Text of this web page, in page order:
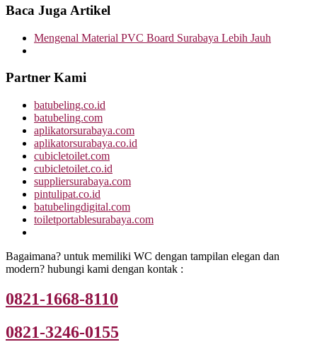
Baca Juga Artikel
Mengenal Material PVC Board Surabaya Lebih Jauh
Partner Kami
batubeling.co.id
batubeling.com
aplikatorsurabaya.com
aplikatorsurabaya.co.id
cubicletoilet.com
cubicletoilet.co.id
suppliersurabaya.com
pintulipat.co.id
batubelingdigital.com
toiletportablesurabaya.com
Bagaimana? untuk memiliki WC dengan tampilan elegan dan
modern? hubungi kami dengan kontak :
0821-1668-8110
0821-3246-0155